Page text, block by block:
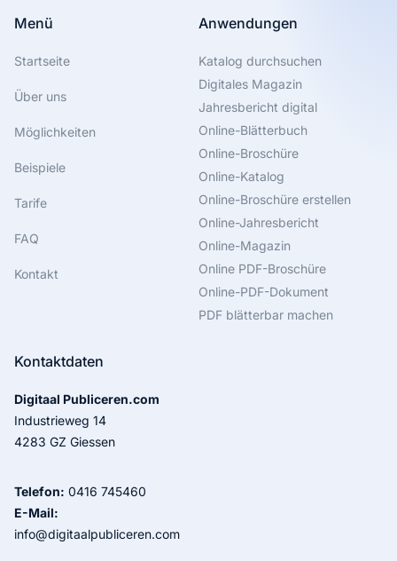
Menü
Startseite
Über uns
Möglichkeiten
Beispiele
Tarife
FAQ
Kontakt
Anwendungen
Katalog durchsuchen
Digitales Magazin
Jahresbericht digital
Online-Blätterbuch
Online-Broschüre
Online-Katalog
Online-Broschüre erstellen
Online-Jahresbericht
Online-Magazin
Online PDF-Broschüre
Online-PDF-Dokument
PDF blätterbar machen
Kontaktdaten
Digitaal Publiceren.com
Industrieweg 14
4283 GZ Giessen
Telefon: 0416 745460
E-Mail:
info@digitaalpubliceren.com